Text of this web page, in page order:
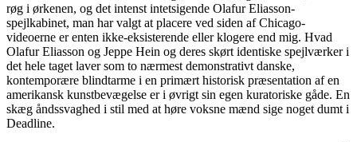
røg i ørkenen, og det intenst intetsigende Olafur Eliasson-
spejlkabinet, man har valgt at placere ved siden af Chicago-
videoerne er enten ikke-eksisterende eller klogere end mig. Hvad
Olafur Eliasson og Jeppe Hein og deres skørt identiske spejlværker i
det hele taget laver som to nærmest demonstrativt danske,
kontemporære blindtarme i en primært historisk præsentation af en
amerikansk kunstbevægelse er i øvrigt sin egen kuratoriske gåde. En
skæg åndssvaghed i stil med at høre voksne mænd sige noget dumt i
Deadline.